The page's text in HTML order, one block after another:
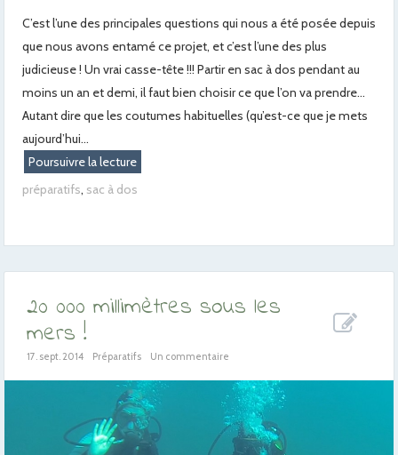
C’est l’une des principales questions qui nous a été posée depuis
que nous avons entamé ce projet, et c’est l’une des plus
judicieuse ! Un vrai casse-tête !!! Partir en sac à dos pendant au
moins un an et demi, il faut bien choisir ce que l’on va prendre…
Autant dire que les coutumes habituelles (qu’est-ce que je mets
aujourd’hui...
Poursuivre la lecture
préparatifs, sac à dos
20 000 millimètres sous les
mers !
17. sept. 2014 Préparatifs Un commentaire